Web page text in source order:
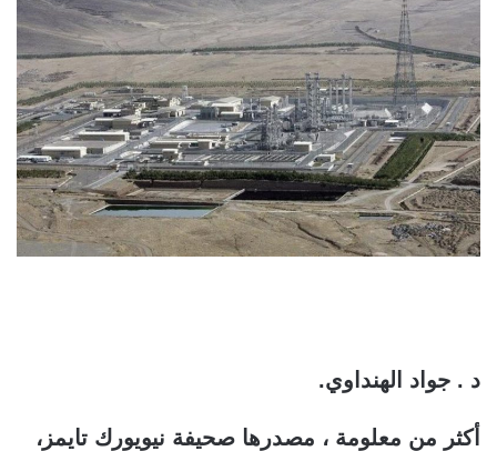
د . جواد الهنداوي.
أكثر من معلومة ، مصدرها صحيفة نيويورك تايمز،